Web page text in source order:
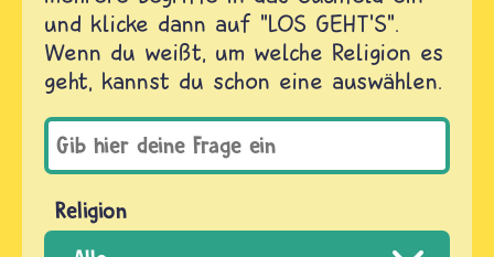
und klicke dann auf "LOS GEHT'S".
Wenn du weißt, um welche Religion es
geht, kannst du schon eine auswählen.
Religion